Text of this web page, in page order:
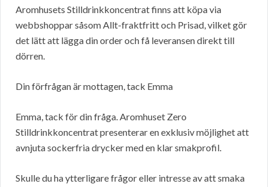
Aromhusets Stilldrinkkoncentrat finns att köpa via
webbshoppar såsom Allt-fraktfritt och Prisad, vilket gör
det lätt att lägga din order och få leveransen direkt till
dörren.
Din förfrågan är mottagen, tack Emma
Emma, tack för din fråga. Aromhuset Zero
Stilldrinkkoncentrat presenterar en exklusiv möjlighet att
avnjuta sockerfria drycker med en klar smakprofil.
Skulle du ha ytterligare frågor eller intresse av att smaka